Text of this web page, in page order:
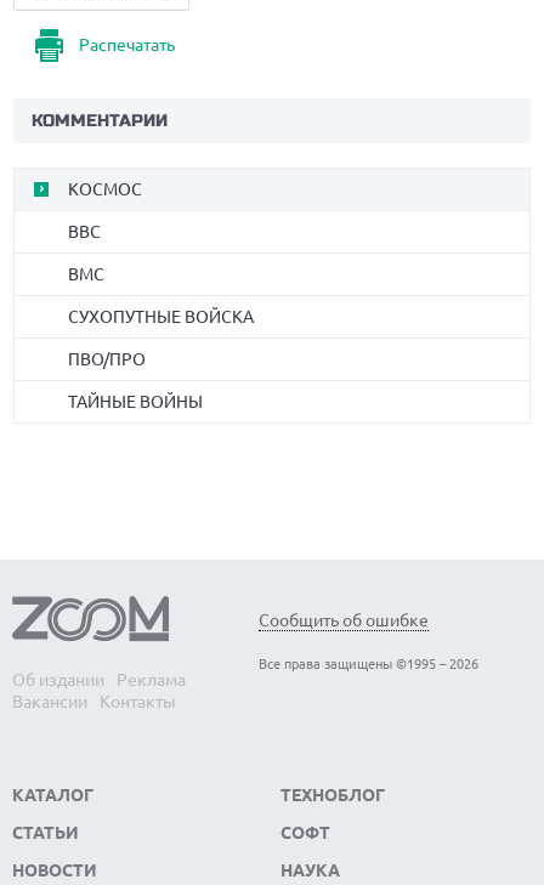
Распечатать
КОММЕНТАРИИ
КОСМОС
ВВС
ВМС
СУХОПУТНЫЕ ВОЙСКА
ПВО/ПРО
ТАЙНЫЕ ВОЙНЫ
Об издании
Реклама
Вакансии
Контакты
Сообщить об ошибке
Все права защищены ©1995 – 2026
КАТАЛОГ
СТАТЬИ
НОВОСТИ
ТЕХНОБЛОГ
СОФТ
НАУКА